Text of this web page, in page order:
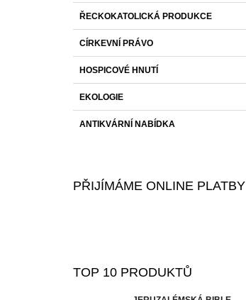
ŘECKOKATOLICKÁ PRODUKCE
CÍRKEVNÍ PRÁVO
HOSPICOVÉ HNUTÍ
EKOLOGIE
ANTIKVÁRNÍ NABÍDKA
PŘIJÍMÁME ONLINE PLATBY
TOP 10 PRODUKTŮ